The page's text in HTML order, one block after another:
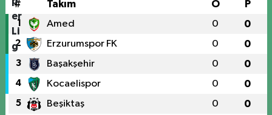
# Takım O P
1 Amed 0 0
2 Erzurumspor FK 0 0
3 Başakşehir 0 0
4 Kocaelispor 0 0
5 Beşiktaş 0 0